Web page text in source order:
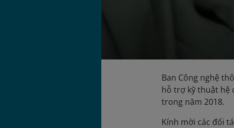
Ban Công nghệ
hỗ trợ kỹ thuật hệ
trong năm 2018.
Kính mời các đối